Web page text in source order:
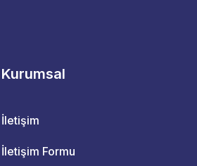
Kurumsal
İletişim
İletişim Formu